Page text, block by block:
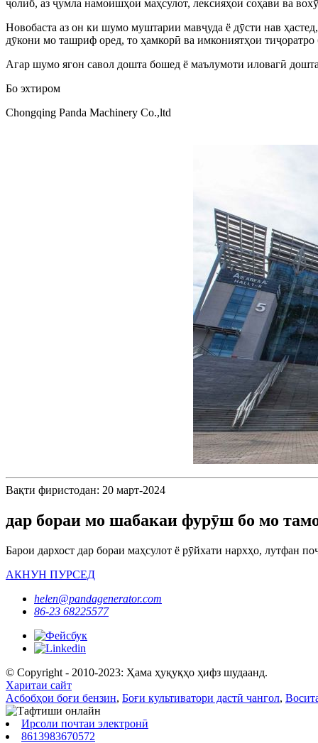
ҷолиб, аз ҷумла намоишҳои маҳсулот, лексияҳои соҳавӣ ва
Новобаста аз он ки шумо муштарии мавҷуда ё дӯсти нав
дӯкони мо ташриф оред, то ҳамкорӣ ва имкониятҳои
Агар шумо ягон савол дошта бошед ё маълумоти иловагӣ
Бо эхтиром
Chongqing Panda Machinery Co.,ltd
Вақти фиристодан: 20 март-2024
дар бораи мо шабакаи фурӯш бо мо
Барои дархост дар бораи маҳсулот ё рӯйхати нархҳо, лутфан
АКНУН ПУРСЕД
helen@pandagenerator.com
86-23 68225577
© Copyright - 2010-2023: Ҳама ҳуқуқҳо ҳифз шудаанд.
Харитаи сайт
Асбобҳои боғи бензин, Боғи культиватори дастӣ чангол,
Ирсоли почтаи электронӣ
8613983670572